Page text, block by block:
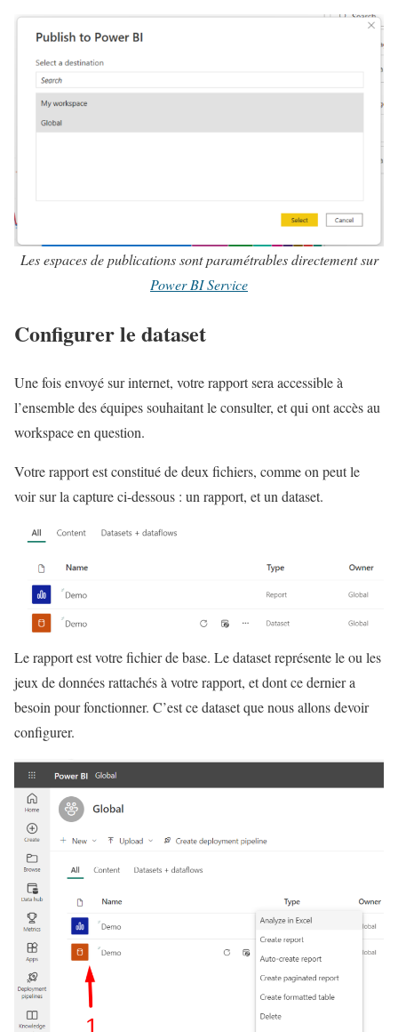
Les espaces de publications sont paramétrables directement sur
Power BI Service
Configurer le dataset
Une fois envoyé sur internet, votre rapport sera accessible à
l’ensemble des équipes souhaitant le consulter, et qui ont accès au
workspace en question.
Votre rapport est constitué de deux fichiers, comme on peut le
voir sur la capture ci-dessous : un rapport, et un dataset.
Le rapport est votre fichier de base. Le dataset représente le ou les
jeux de données rattachés à votre rapport, et dont ce dernier a
besoin pour fonctionner. C’est ce dataset que nous allons devoir
configurer.